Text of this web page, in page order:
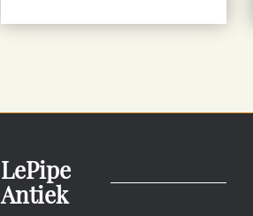
LePipe
Antiek